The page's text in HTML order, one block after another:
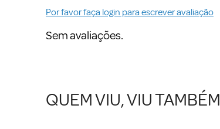
Por favor faça login para escrever avaliação
Sem avaliações.
QUEM VIU, VIU TAMBÉM